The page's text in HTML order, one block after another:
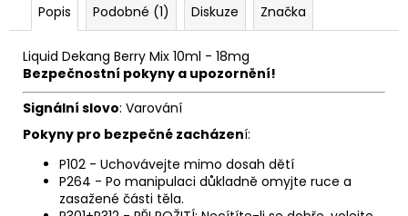
Popis Podobné (1) Diskuze Značka
Liquid Dekang Berry Mix 10ml - 18mg
Bezpečnostní pokyny a upozornění!
Signální slovo: Varování
Pokyny pro bezpečné zacházení:
P102 - Uchovávejte mimo dosah dětí
P264 - Po manipulaci důkladně omyjte ruce a
zasažené části těla.